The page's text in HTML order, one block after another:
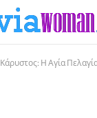
Κάρυστος: Η Αγία Πελαγία φορά τα γιορτινά της – Άξιοι